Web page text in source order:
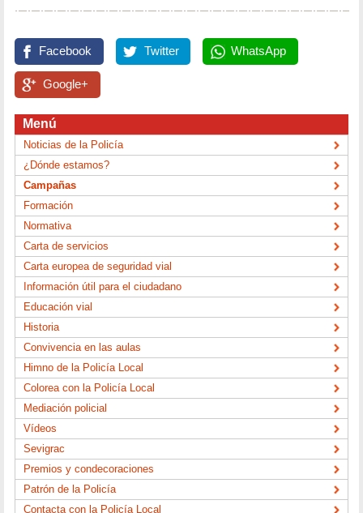
Facebook Twitter WhatsApp
Google+
Menú
Noticias de la Policía
¿Dónde estamos?
Campañas
Formación
Normativa
Carta de servicios
Carta europea de seguridad vial
Información útil para el ciudadano
Educación vial
Historia
Convivencia en las aulas
Himno de la Policía Local
Colorea con la Policía Local
Mediación policial
Vídeos
Sevigrac
Premios y condecoraciones
Patrón de la Policía
Contacta con la Policía Local